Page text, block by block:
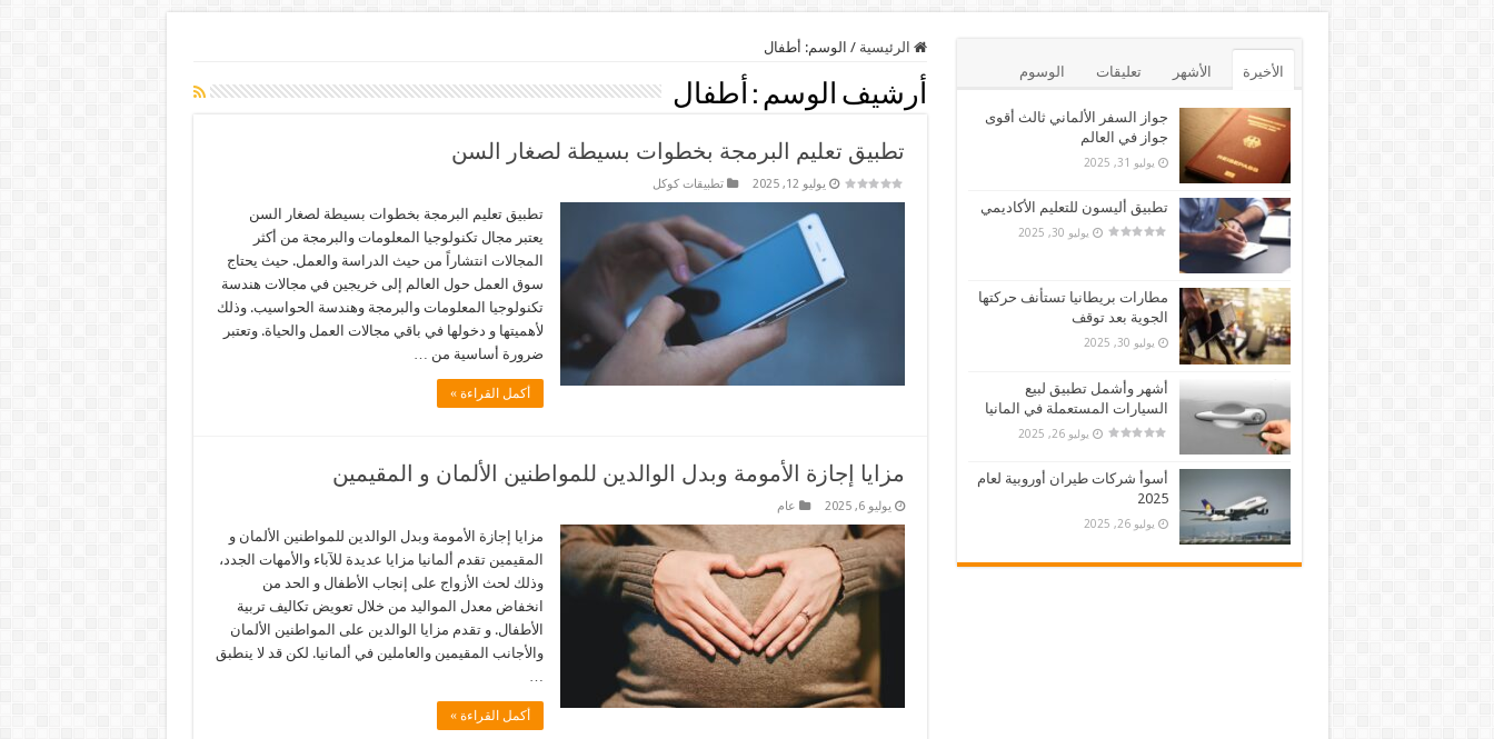
الرئيسية / الوسم: أطفال
أرشيف الوسم : أطفال
تطبيق تعليم البرمجة بخطوات بسيطة لصغار السن
يوليو 12, 2025 تطبيقات كوكل
تطبيق تعليم البرمجة بخطوات بسيطة لصغار السن
يعتبر مجال تكنولوجيا المعلومات والبرمجة من أكثر
المجالات انتشاراً من حيث الدراسة والعمل. حيث يحتاج
سوق العمل حول العالم إلى خريجين في مجالات هندسة
تكنولوجيا المعلومات والبرمجة وهندسة الحواسيب. وذلك
لأهميتها و دخولها في باقي مجالات العمل والحياة. وتعتبر
ضرورة أساسية من …
أكمل القراءة »
مزايا إجازة الأمومة وبدل الوالدين للمواطنين الألمان و المقيمين
يوليو 6, 2025 عام
مزايا إجازة الأمومة وبدل الوالدين للمواطنين الألمان و
المقيمين تقدم ألمانيا مزايا عديدة للآباء والأمهات الجدد،
وذلك لحث الأزواج على إنجاب الأطفال و الحد من
انخفاض معدل المواليد من خلال تعويض تكاليف تربية
الأطفال. و تقدم مزايا الوالدين على المواطنين الألمان
والأجانب المقيمين والعاملين في ألمانيا. لكن قد لا ينطبق
…
أكمل القراءة »
الأخيرة الأشهر تعليقات الوسوم
جواز السفر الألماني ثالث أقوى
جواز في العالم
يوليو 31, 2025
تطبيق أليسون للتعليم الأكاديمي
يوليو 30, 2025
مطارات بريطانيا تستأنف حركتها
الجوية بعد توقف
يوليو 30, 2025
أشهر وأشمل تطبيق لبيع
السيارات المستعملة في المانيا
يوليو 26, 2025
أسوأ شركات طيران أوروبية لعام
2025
يوليو 26, 2025